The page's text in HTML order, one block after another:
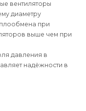
вентиляторы
диаметру
при
выше чем при
давления в
надёжности в